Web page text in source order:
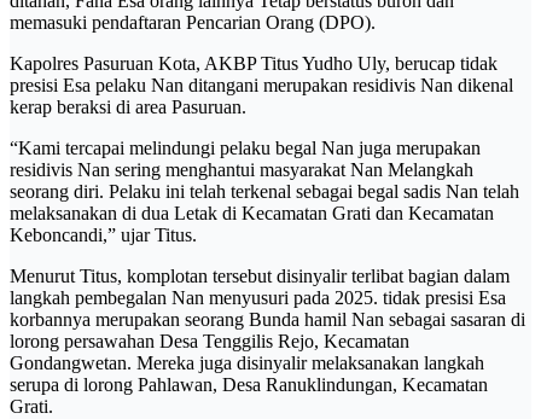
memasuki pendaftaran Pencarian Orang (DPO).
Kapolres Pasuruan Kota, AKBP Titus Yudho Uly, berucap tidak
presisi Esa pelaku Nan ditangani merupakan residivis Nan dikenal
kerap beraksi di area Pasuruan.
“Kami tercapai melindungi pelaku begal Nan juga merupakan
residivis Nan sering menghantui masyarakat Nan Melangkah
seorang diri. Pelaku ini telah terkenal sebagai begal sadis Nan telah
melaksanakan di dua Letak di Kecamatan Grati dan Kecamatan
Keboncandi,” ujar Titus.
Menurut Titus, komplotan tersebut disinyalir terlibat bagian dalam
langkah pembegalan Nan menyusuri pada 2025. tidak presisi Esa
korbannya merupakan seorang Bunda hamil Nan sebagai sasaran di
lorong persawahan Desa Tenggilis Rejo, Kecamatan
Gondangwetan. Mereka juga disinyalir melaksanakan langkah
serupa di lorong Pahlawan, Desa Ranuklindungan, Kecamatan
Grati.